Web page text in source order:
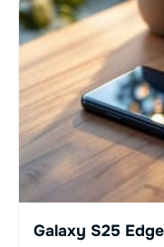
Galaxy S25